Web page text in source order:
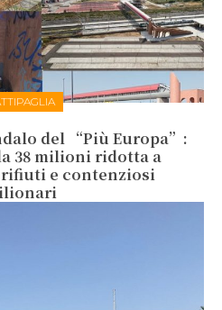
del “Più Europa”:
38 milioni ridotta a
e contenziosi